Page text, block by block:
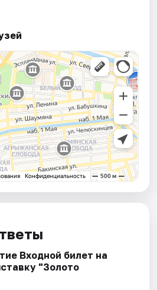
Входной билет на
"Золото